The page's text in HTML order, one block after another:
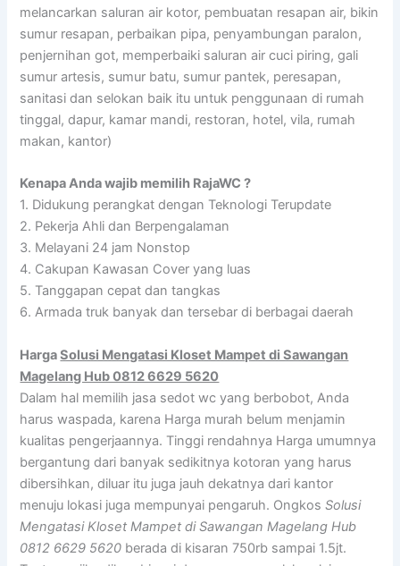
melancarkan saluran air kotor, pembuatan resapan air, bikin
sumur resapan, perbaikan pipa, penyambungan paralon,
penjernihan got, memperbaiki saluran air cuci piring, gali
sumur artesis, sumur batu, sumur pantek, peresapan,
sanitasi dan selokan baik itu untuk penggunaan di rumah
tinggal, dapur, kamar mandi, restoran, hotel, vila, rumah
makan, kantor)
Kenapa Anda wajib memilih RajaWC ?
1. Didukung perangkat dengan Teknologi Terupdate
2. Pekerja Ahli dan Berpengalaman
3. Melayani 24 jam Nonstop
4. Cakupan Kawasan Cover yang luas
5. Tanggapan cepat dan tangkas
6. Armada truk banyak dan tersebar di berbagai daerah
HargaSolusi Mengatasi Kloset Mampet di Sawangan
Magelang Hub 0812 6629 5620
Dalam hal memilih jasa sedot wc yang berbobot, Anda
harus waspada, karena Harga murah belum menjamin
kualitas pengerjaannya. Tinggi rendahnya Harga umumnya
bergantung dari banyak sedikitnya kotoran yang harus
dibersihkan, diluar itu juga jauh dekatnya dari kantor
menuju lokasi juga mempunyai pengaruh. OngkosSolusi
Mengatasi Kloset Mampet di Sawangan Magelang Hub
0812 6629 5620 berada di kisaran 750rb sampai 1.5jt.